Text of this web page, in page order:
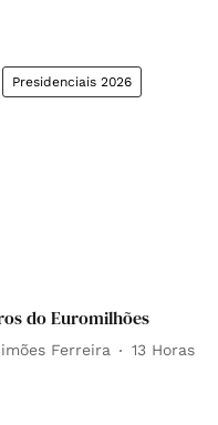
Presidenciais 2026
do Euromilhões
Ferreira 13 Horas